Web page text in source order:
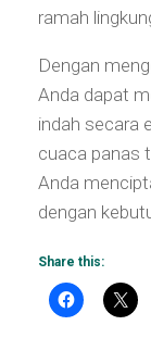
ramah
Dengan
Anda dapat
indah secara
cuaca panas
Anda
dengan
Share this: